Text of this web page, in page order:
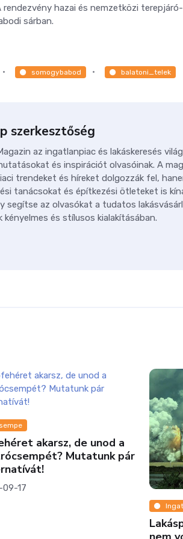
hazai és nemzetközi
sárban.
somogybabod balatoni_telek
szerkesztőség
az ingatlanpiac és lakáskeresés
és inspirációt olvasóinak. A
trendeket és híreket dolgozzák fel,
tanácsokat és építkezési ötleteket is
segítse az olvasókat a tudatos
és stílusos kialakításában.
Pénz
Ki
2018-